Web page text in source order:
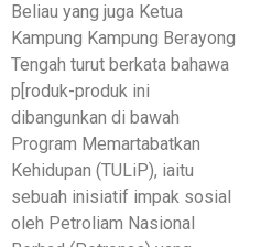
Beliau yang juga Ketua
Kampung Kampung Berayong
Tengah turut berkata bahawa
p[roduk-produk ini
dibangunkan di bawah
Program Memartabatkan
Kehidupan (TULiP), iaitu
sebuah inisiatif impak sosial
oleh Petroliam Nasional